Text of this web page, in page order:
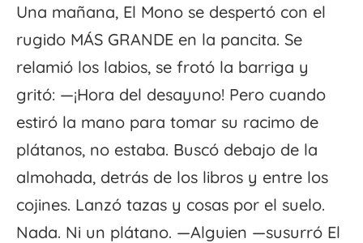
Una mañana, El Mono se despertó con el
rugido MÁS GRANDE en la pancita. Se
relamió los labios, se frotó la barriga y
gritó: —¡Hora del desayuno! Pero cuando
estiró la mano para tomar su racimo de
plátanos, no estaba. Buscó debajo de la
almohada, detrás de los libros y entre los
cojines. Lanzó tazas y cosas por el suelo.
Nada. Ni un plátano. —Alguien —susurró El